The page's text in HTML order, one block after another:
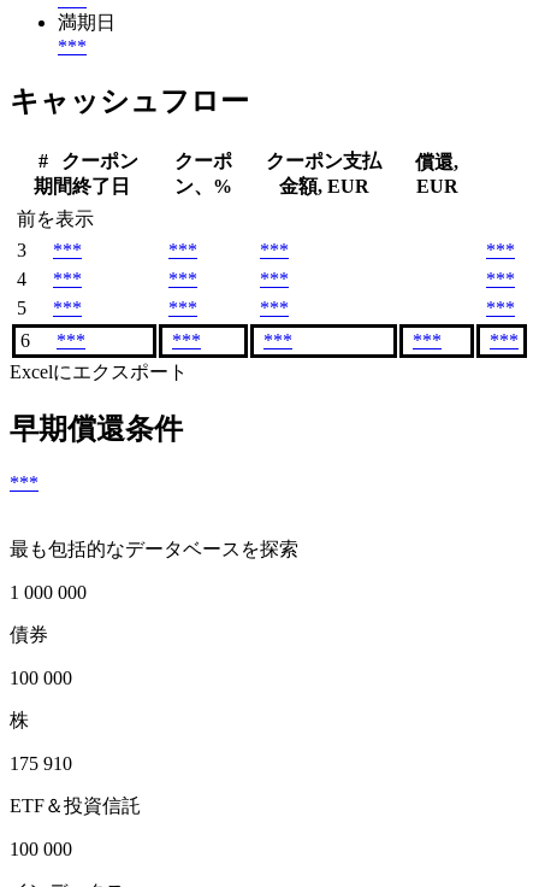
満期日
***
キャッシュフロー
#
クーポン
期間終了日
クーポ
ン、%
クーポン支払
金額, EUR
償還,
EUR
前を表示
3
*** *** ***
***
4
*** *** ***
***
5
*** *** ***
***
6
*** *** *** ***
***
Excelにエクスポート
早期償還条件
***
最も包括的なデータベースを探索
1 000 000
債券
100 000
株
175 910
ETF＆投資信託
100 000